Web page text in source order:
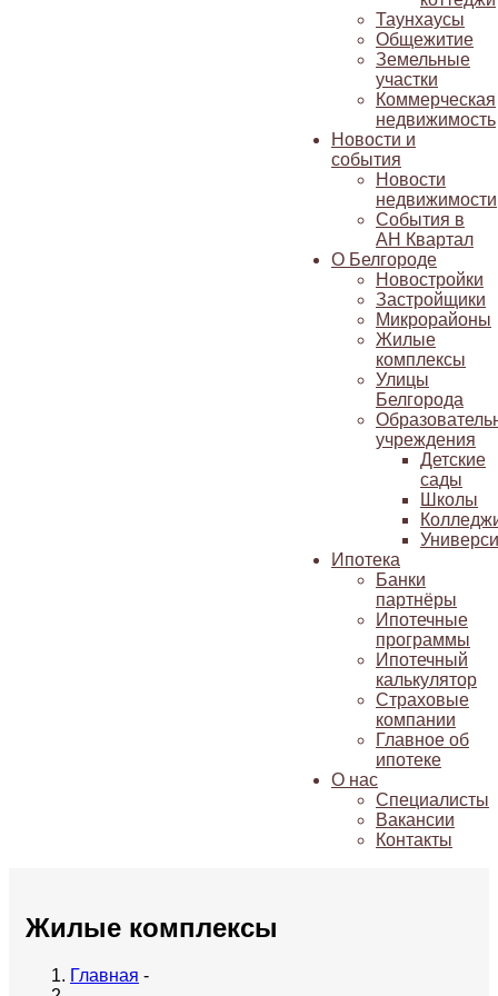
Таунхаусы
Общежитие
Земельные
участки
Коммерческая
недвижимость
Новости и
события
Новости
недвижимости
События в
АН Квартал
О Белгороде
Новостройки
Застройщики
Микрорайоны
Жилые
комплексы
Улицы
Белгорода
учреждения
Детские
сады
Школы
Ипотека
Банки
партнёры
Ипотечные
программы
Ипотечный
калькулятор
Страховые
компании
Главное об
ипотеке
О нас
Специалисты
Вакансии
Контакты
Жилые комплексы
Главная -